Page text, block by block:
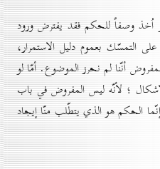
اُخذ وصفاً للحكم فقد يفترض ورود
التمسّك بعموم دليل الاستمرار،
أنّنا لم نحرز الموضوع. أمّا لو
؛ لأنّه ليس المفروض في باب
الحكم هو الذي يتطّلب منّا إيجاد